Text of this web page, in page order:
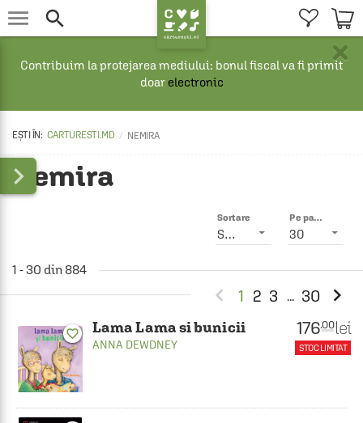
 
×
Contribuim la protejarea mediului: bonul fiscal va fi primit
doar electronic
CARTURESTI.MD NEMIRA
Nemira

Pe pagină
30
Sortare
Smart
1 - 30 din 884
 1 2 3 ... 30 
favorite_border Lama Lama si bunicii
ANNA DEWDNEY
176.00 lei
STOC LIMITAT